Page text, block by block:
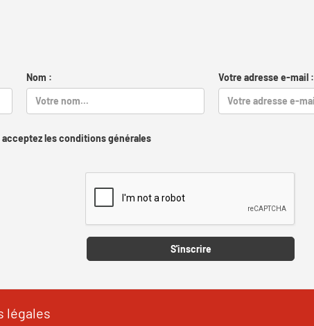
Nom : Votre adresse e-mail :
les conditions générales
S'inscrire
légales